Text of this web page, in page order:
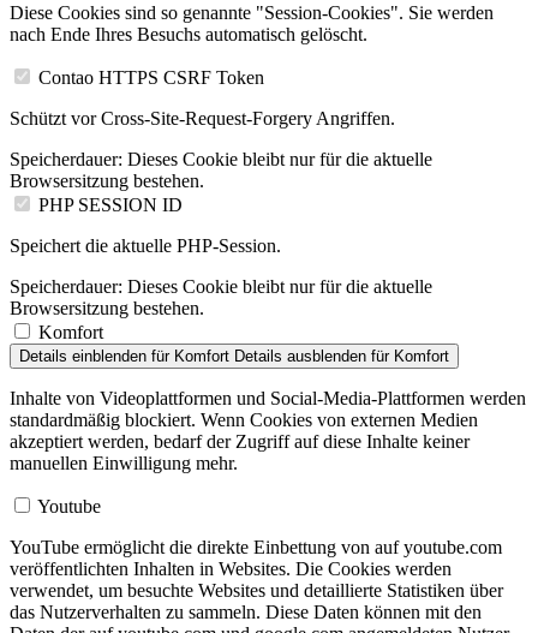
Diese Cookies sind so genannte "Session-Cookies". Sie werden
nach Ende Ihres Besuchs automatisch gelöscht.
Contao HTTPS CSRF Token
Schützt vor Cross-Site-Request-Forgery Angriffen.
Speicherdauer: Dieses Cookie bleibt nur für die aktuelle
Browsersitzung bestehen.
PHP SESSION ID
Speichert die aktuelle PHP-Session.
Speicherdauer: Dieses Cookie bleibt nur für die aktuelle
Browsersitzung bestehen.
Komfort
Details einblenden für Komfort Details ausblenden für Komfort
Inhalte von Videoplattformen und Social-Media-Plattformen werden
standardmäßig blockiert. Wenn Cookies von externen Medien
akzeptiert werden, bedarf der Zugriff auf diese Inhalte keiner
manuellen Einwilligung mehr.
Youtube
YouTube ermöglicht die direkte Einbettung von auf youtube.com
veröffentlichten Inhalten in Websites. Die Cookies werden
verwendet, um besuchte Websites und detaillierte Statistiken über
das Nutzerverhalten zu sammeln. Diese Daten können mit den